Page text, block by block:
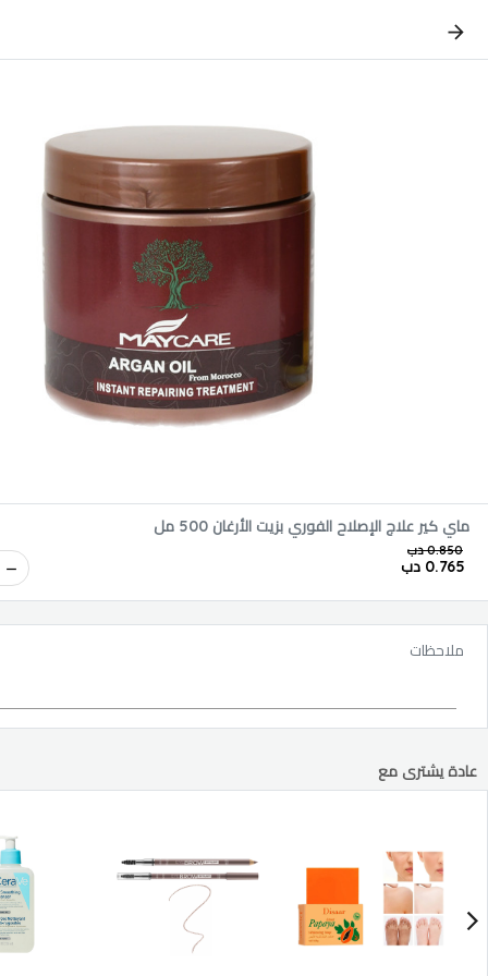
ماي كير علاج الإصلاح الفوري بزيت الأرغان 500 مل
0.850 دب
0.765 دب
ملاحظات
عادة يشترى مع